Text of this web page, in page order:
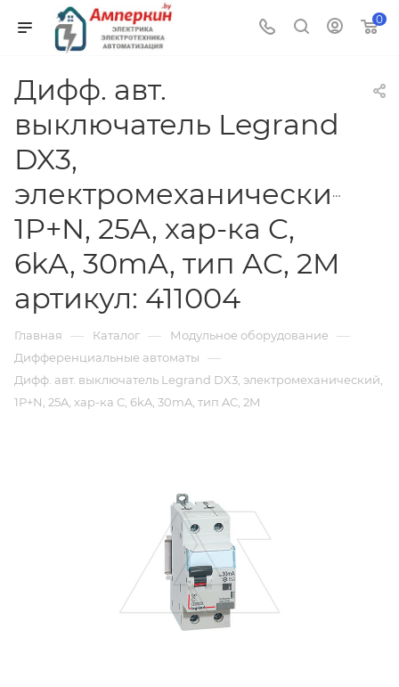
0
Дифф. авт.
выключатель Legrand
DX3,
электромеханический,
1P+N, 25A, хар-ка C,
6kA, 30mA, тип AC, 2M
артикул: 411004
Главная — Каталог — Модульное оборудование —
Дифференциальные автоматы —
Дифф. авт. выключатель Legrand DX3, электромеханический,
1P+N, 25A, хар-ка C, 6kA, 30mA, тип AC, 2M